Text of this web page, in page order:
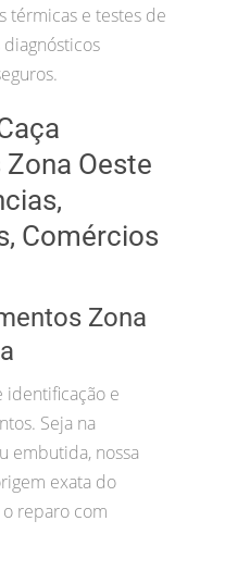
térmicas e testes de
diagnósticos
Oeste
Comércios
Zona
identificação e
Seja na
embutida, nossa
exata do
reparo com